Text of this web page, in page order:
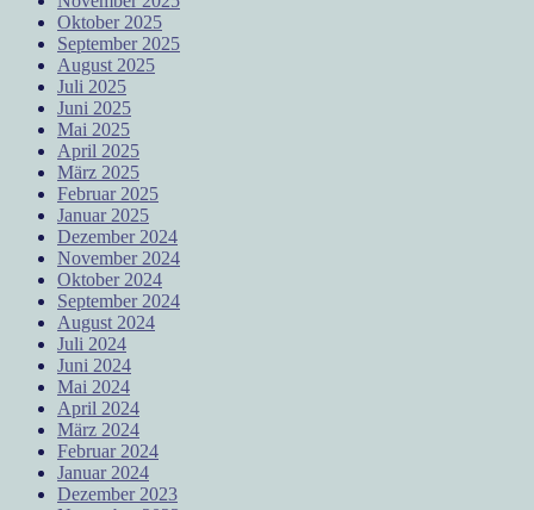
Oktober 2025
September 2025
August 2025
Juli 2025
Juni 2025
Mai 2025
April 2025
März 2025
Februar 2025
Januar 2025
Dezember 2024
November 2024
Oktober 2024
September 2024
August 2024
Juli 2024
Juni 2024
Mai 2024
April 2024
März 2024
Februar 2024
Januar 2024
Dezember 2023